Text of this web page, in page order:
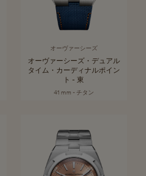
オーヴァーシーズ
オーヴァーシーズ・デュアル
タイム・カーディナルポイン
ト - 東
41 mm - チタン